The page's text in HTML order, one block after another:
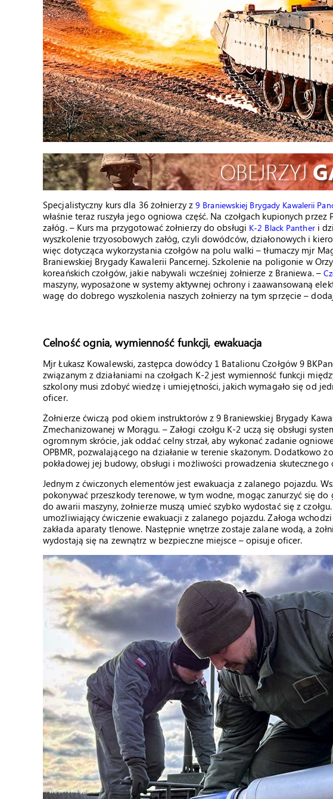
Specjalistyczny kurs dla 36 żołnierzy z 9 Braniewskiej Brygady Kawalerii
właśnie teraz ruszyła jego ogniowa część. Na czołgach kupionych
załóg. – Kurs ma przygotować żołnierzy do obsługi K-2 Black Pantheri
wyszkolenie trzyosobowych załóg, czyli dowódców, działonowych i
więc dotycząca wykorzystania czołgów na polu walki – tłumaczy mjr
Braniewskiej Brygady Kawalerii Pancernej. Szkolenie na poligonie w
koreańskich czołgów, jakie nabywali wcześniej żołnierze z Braniewa. –
maszyny, wyposażone w systemy aktywnej ochrony i zaawansowaną
wagę do dobrego wyszkolenia naszych żołnierzy na tym sprzęcie –
Celność ognia, wymienność funkcji, ewakuacja
Mjr Łukasz Kowalewski, zastępca dowódcy 1 Batalionu Czołgów 9
związanym z działaniami na czołgach K-2 jest wymienność funkcji
szkolony musi zdobyć wiedzę i umiejętności, jakich wymagało się od
oficer.
Żołnierze ćwiczą pod okiem instruktorów z 9 Braniewskiej Brygady
Zmechanizowanej w Morągu. – Załogi czołgu K-2 uczą się obsługi
ogromnym skrócie, jak oddać celny strzał, aby wykonać zadanie
OPBMR, pozwalającego na działanie w terenie skażonym. Dodatkowo
pokładowej jej budowy, obsługi i możliwości prowadzenia
Jednym z ćwiczonych elementów jest ewakuacja z zalanego pojazdu.
pokonywać przeszkody terenowe, w tym wodne, mogąc zanurzyć się do
do awarii maszyny, żołnierze muszą umieć szybko wydostać się z
umożliwiający ćwiczenie ewakuacji z zalanego pojazdu. Załoga
zakłada aparaty tlenowe. Następnie wnętrze zostaje zalane wodą, a
wydostają się na zewnątrz w bezpieczne miejsce – opisuje oficer.